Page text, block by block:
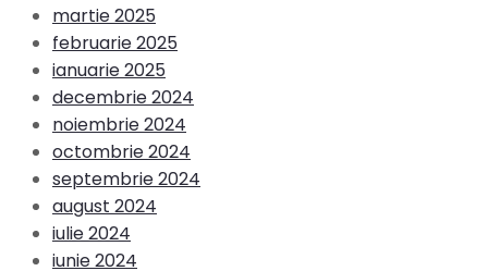
martie 2025
februarie 2025
ianuarie 2025
decembrie 2024
noiembrie 2024
octombrie 2024
septembrie 2024
august 2024
iulie 2024
iunie 2024